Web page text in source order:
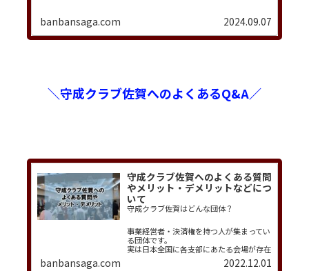
全国に地域団体をもつ全国組織の団体で
す。
守成クラブ佐…
banbansaga.com 2024.09.07
＼守成クラブ佐賀へのよくあるQ&A／
守成クラブ佐賀へのよくある質問
やメリット・デメリットなどにつ
いて
守成クラブ佐賀はどんな団体？
事業経営者・決済権を持つ人が集まってい
る団体です。
実は日本全国に各支部にあたる会場が存在
banbansaga.com 2022.12.01